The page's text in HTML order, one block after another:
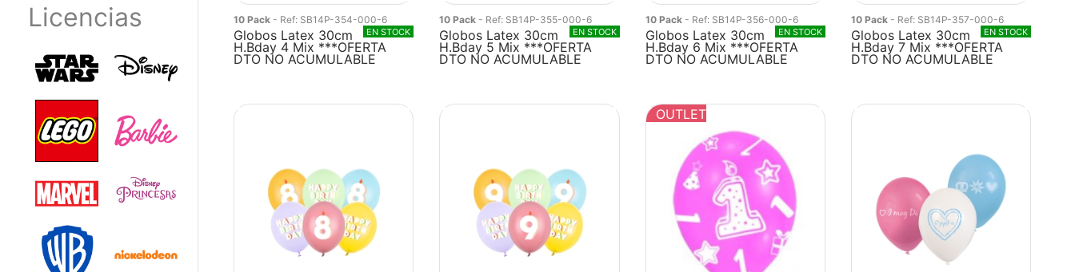
Licencias 10 Pack - Ref: SB14P-354-000-6
EN STOCK
Globos Latex 30cm
H.Bday 4 Mix ***OFERTA
DTO NO ACUMULABLE
10 Pack - Ref: SB14P-355-000-6
EN STOCK
Globos Latex 30cm
H.Bday 5 Mix ***OFERTA
DTO NO ACUMULABLE
10 Pack - Ref: SB14P-356-000-6
EN STOCK
Globos Latex 30cm
H.Bday 6 Mix ***OFERTA
DTO NO ACUMULABLE
10 Pack - Ref: SB14P-357-000-6
EN STOCK
Globos Latex 30cm
H.Bday 7 Mix ***OFERTA
DTO NO ACUMULABLE
OUTLET